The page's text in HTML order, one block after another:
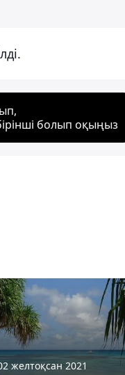
болып оқыңыз
желтоқсан 2021